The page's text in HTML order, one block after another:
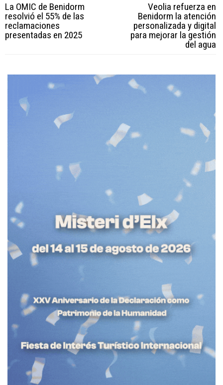
La OMIC de Benidorm
resolvió el 55% de las
reclamaciones
presentadas en 2025
Veolia refuerza en
Benidorm la atención
personalizada y digital
para mejorar la gestión
del agua